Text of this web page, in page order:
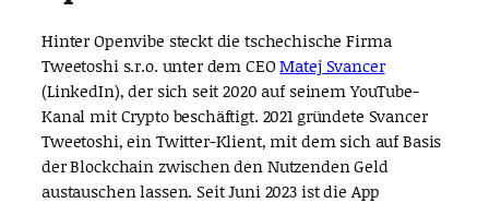
Hinter Openvibe steckt die tschechische Firma
Tweetoshi s.r.o. unter dem CEOMatej Svancer
(LinkedIn), der sich seit 2020 auf seinem YouTube-
Kanal mit Crypto beschäftigt. 2021 gründete Svancer
Tweetoshi, ein Twitter-Klient, mit dem sich auf Basis
der Blockchain zwischen den Nutzenden Geld
austauschen lassen. Seit Juni 2023 ist die App